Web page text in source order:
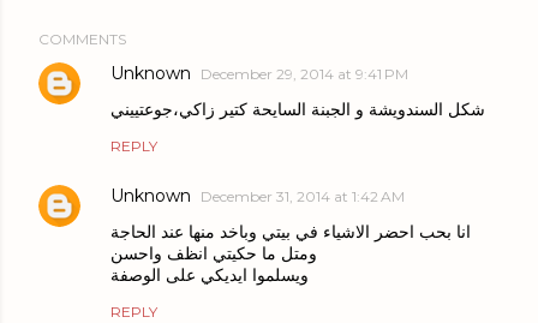
COMMENTS
Unknown December 29, 2014 at 9:41 PM
شكل السندويشة و الجبنة السايحة كتير زاكي،جوعتييني
REPLY
Unknown December 31, 2014 at 1:42 AM
انا بحب احضر الاشياء في بيتي وباخد منها عند الحاجة
ومتل ما حكيتي انظف واحسن
ويسلموا ايديكي على الوصفة
REPLY